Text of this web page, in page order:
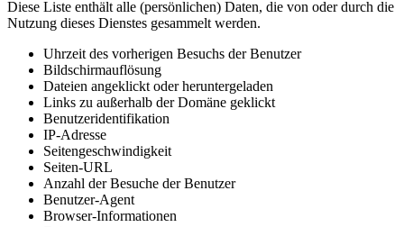
Diese Liste enthält alle (persönlichen) Daten, die von oder durch die
Nutzung dieses Dienstes gesammelt werden.
Uhrzeit des vorherigen Besuchs der Benutzer
Bildschirmauflösung
Dateien angeklickt oder heruntergeladen
Links zu außerhalb der Domäne geklickt
Benutzeridentifikation
IP-Adresse
Seitengeschwindigkeit
Seiten-URL
Anzahl der Besuche der Benutzer
Benutzer-Agent
Browser-Informationen